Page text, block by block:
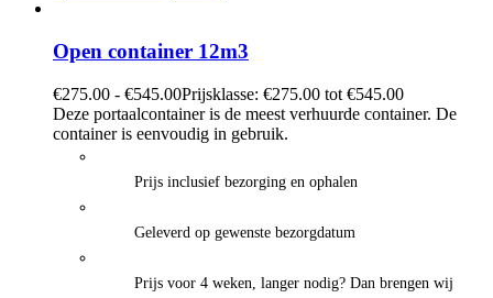
Open container 12m3
€275.00 - €545.00Prijsklasse: €275.00 tot €545.00
Deze portaalcontainer is de meest verhuurde container. De
container is eenvoudig in gebruik.
Prijs inclusief bezorging en ophalen
Geleverd op gewenste bezorgdatum
Prijs voor 4 weken, langer nodig? Dan brengen wij